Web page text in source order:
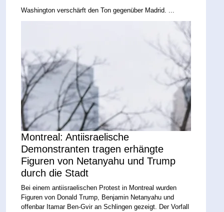
Washington verschärft den Ton gegenüber Madrid. ...
Montreal: Antiisraelische
Demonstranten tragen erhängte
Figuren von Netanyahu und Trump
durch die Stadt
Bei einem antiisraelischen Protest in Montreal wurden
Figuren von Donald Trump, Benjamin Netanyahu und
offenbar Itamar Ben-Gvir an Schlingen gezeigt. Der Vorfall